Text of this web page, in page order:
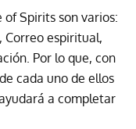
of Spirits son varios:
Correo espiritual,
Por lo que, con
cada uno de ellos
a completar